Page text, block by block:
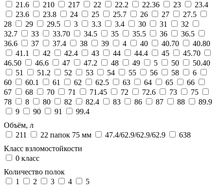
21.6
210 217 22 22.2 22.36 23
23.4
23.6
23.8 24 25 25.7 26 27
27.5
28
29 29.5 3 3.3 3.4 30 31
32
32.7
33 33.70 34.5 35 35.5 36
36.5
36.6
37 37.4 38 39 4 40 40.70
40.80
41.1
42 42.4 43 44 44.4 45
45.70
46.50
46.6 47 47.2 48 49 5 50
50.40
51
51.2 52 53 54 55 56 58
6
60
60.1 61 62 62.5 63 64 65
66
67
68 70 71 71.45 72 72.6 73
75
78
8 80 82 82.4 83 86 87 88
89.9
9
90 91
99.4
Объём, л
211
22 папок 75 мм 47.4/62.9/62.9/62.9
638
Класс взломостойкости
0 класс
Количество полок
1
2 3 4
5